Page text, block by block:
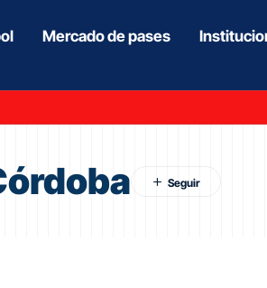
Mercado de pases